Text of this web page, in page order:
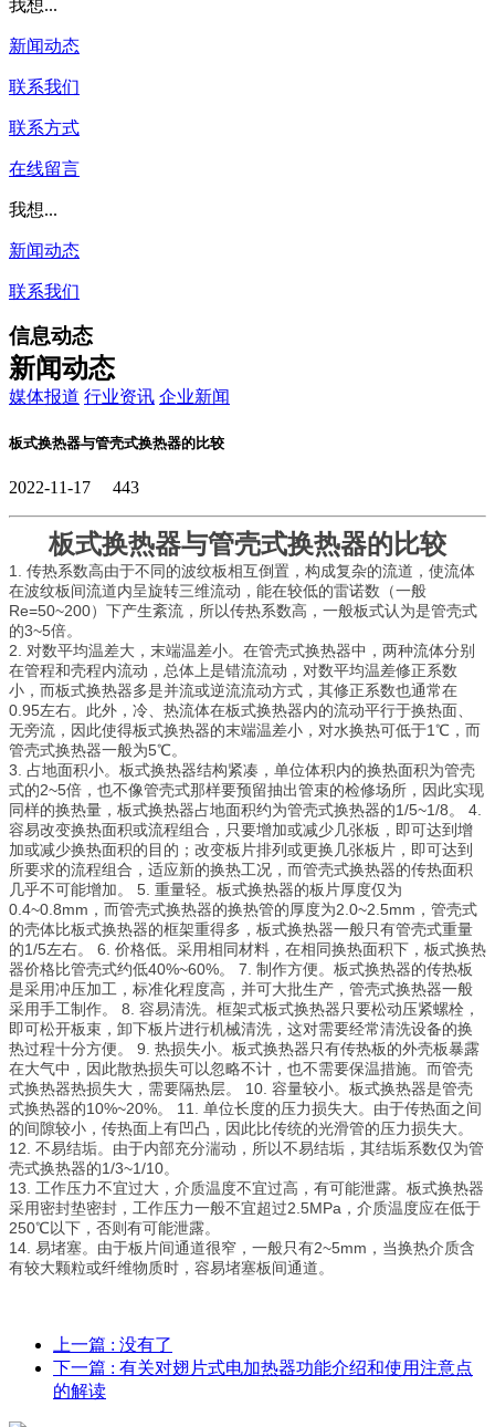
我想...
新闻动态
联系我们
联系方式
在线留言
我想...
新闻动态
联系我们
信息动态
新闻动态
媒体报道 行业资讯 企业新闻
板式换热器与管壳式换热器的比较
2022-11-17 443
板式换热器与管壳式换热器的比较
1. 传热系数高由于不同的波纹板相互倒置，构成复杂的流道，使流体
在波纹板间流道内呈旋转三维流动，能在较低的雷诺数（一般
Re=50~200）下产生紊流，所以传热系数高，一般板式认为是管壳式
的3~5倍。
2. 对数平均温差大，末端温差小。在管壳式换热器中，两种流体分别
在管程和壳程内流动，总体上是错流流动，对数平均温差修正系数
小，而板式换热器多是并流或逆流流动方式，其修正系数也通常在
0.95左右。此外，冷、热流体在板式换热器内的流动平行于换热面、
无旁流，因此使得板式换热器的末端温差小，对水换热可低于1℃，而
管壳式换热器一般为5℃。
3. 占地面积小。板式换热器结构紧凑，单位体积内的换热面积为管壳
式的2~5倍，也不像管壳式那样要预留抽出管束的检修场所，因此实现
同样的换热量，板式换热器占地面积约为管壳式换热器的1/5~1/8。 4.
容易改变换热面积或流程组合，只要增加或减少几张板，即可达到增
加或减少换热面积的目的；改变板片排列或更换几张板片，即可达到
所要求的流程组合，适应新的换热工况，而管壳式换热器的传热面积
几乎不可能增加。 5. 重量轻。板式换热器的板片厚度仅为
0.4~0.8mm，而管壳式换热器的换热管的厚度为2.0~2.5mm，管壳式
的壳体比板式换热器的框架重得多，板式换热器一般只有管壳式重量
的1/5左右。 6. 价格低。采用相同材料，在相同换热面积下，板式换热
器价格比管壳式约低40%~60%。 7. 制作方便。板式换热器的传热板
是采用冲压加工，标准化程度高，并可大批生产，管壳式换热器一般
采用手工制作。 8. 容易清洗。框架式板式换热器只要松动压紧螺栓，
即可松开板束，卸下板片进行机械清洗，这对需要经常清洗设备的换
热过程十分方便。 9. 热损失小。板式换热器只有传热板的外壳板暴露
在大气中，因此散热损失可以忽略不计，也不需要保温措施。而管壳
式换热器热损失大，需要隔热层。 10. 容量较小。板式换热器是管壳
式换热器的10%~20%。 11. 单位长度的压力损失大。由于传热面之间
的间隙较小，传热面上有凹凸，因此比传统的光滑管的压力损失大。
12. 不易结垢。由于内部充分湍动，所以不易结垢，其结垢系数仅为管
壳式换热器的1/3~1/10。
13. 工作压力不宜过大，介质温度不宜过高，有可能泄露。板式换热器
采用密封垫密封，工作压力一般不宜超过2.5MPa，介质温度应在低于
250℃以下，否则有可能泄露。
14. 易堵塞。由于板片间通道很窄，一般只有2~5mm，当换热介质含
有较大颗粒或纤维物质时，容易堵塞板间通道。
上一篇 : 没有了
下一篇 : 有关对翅片式电加热器功能介绍和使用注意点
的解读